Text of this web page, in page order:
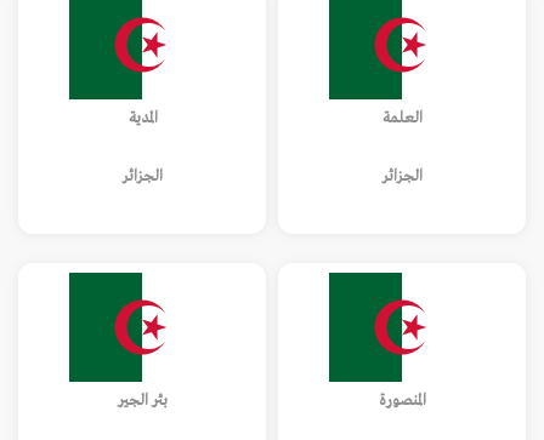
العلمة
الجزائر
المدية
الجزائر
المنصورة بئر الجير